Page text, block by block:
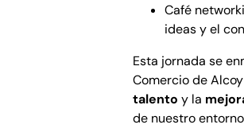
Café
ideas y el
Esta jornada se
Comercio de
talento y la
de nuestro